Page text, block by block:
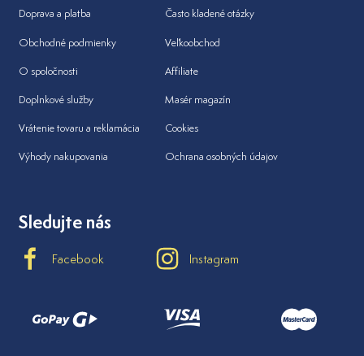
Doprava a platba
Obchodné podmienky
O spoločnosti
Doplnkové služby
Vrátenie tovaru a reklamácia
Výhody nakupovania
Často kladené otázky
Veľkoobchod
Affiliate
Masér magazín
Cookies
Ochrana osobných údajov
Sledujte nás
Facebook Instagram